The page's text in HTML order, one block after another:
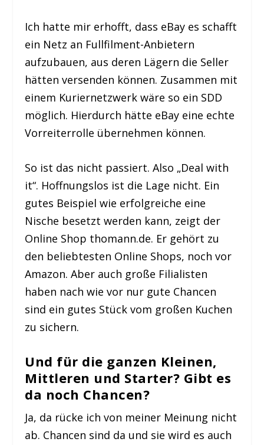
Ich hatte mir erhofft, dass eBay es schafft
ein Netz an Fullfilment-Anbietern
aufzubauen, aus deren Lägern die Seller
hätten versenden können. Zusammen mit
einem Kuriernetzwerk wäre so ein SDD
möglich. Hierdurch hätte eBay eine echte
Vorreiterrolle übernehmen können.
So ist das nicht passiert. Also „Deal with
it“. Hoffnungslos ist die Lage nicht. Ein
gutes Beispiel wie erfolgreiche eine
Nische besetzt werden kann, zeigt der
Online Shop thomann.de. Er gehört zu
den beliebtesten Online Shops, noch vor
Amazon. Aber auch große Filialisten
haben nach wie vor nur gute Chancen
sind ein gutes Stück vom großen Kuchen
zu sichern.
Und für die ganzen Kleinen,
Mittleren und Starter? Gibt es
da noch Chancen?
Ja, da rücke ich von meiner Meinung nicht
ab. Chancen sind da und sie wird es auch